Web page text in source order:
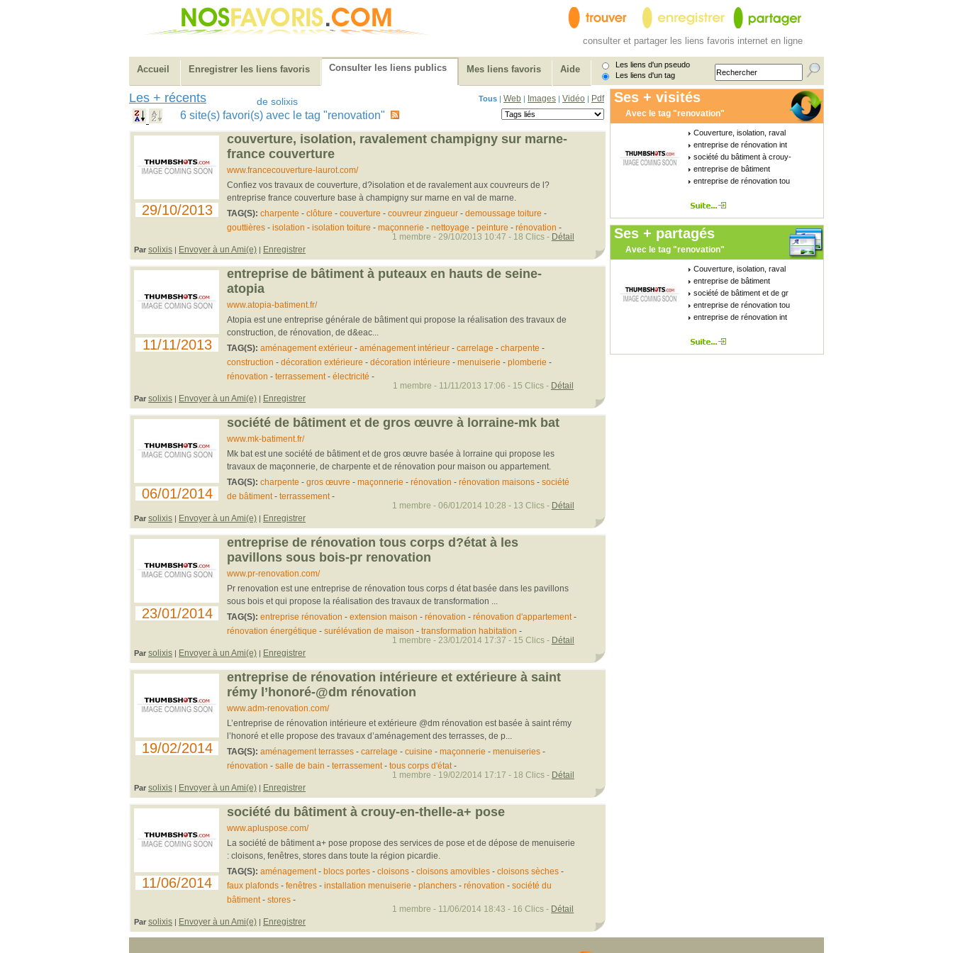
consulter et partager les liens favoris internet en ligne
Accueil Enregistrer les liens favoris Consulter les liens publics Mes liens favoris Aide
Les liens d'un pseudo
Les liens d'un tag
Les + récents de solixis Tous | Web | Images | Vidéo | Pdf
6 site(s) favori(s) avec le tag "renovation"
29/10/2013
couverture, isolation, ravalement champigny sur marne-
france couverture
www.francecouverture-laurot.com/
Confiez vos travaux de couverture, d?isolation et de ravalement aux couvreurs de l?
entreprise france couverture base à champigny sur marne en val de marne.
TAG(S): charpente - clôture - couverture - couvreur zingueur- demoussage toiture -
gouttières- isolation - isolation toiture - maçonnerie - nettoyage - peinture - rénovation -
Par solixis | Envoyer à un Ami(e) | Enregistrer
1 membre - 29/10/2013 10:47 - 18 Clics - Détail
11/11/2013
entreprise de bâtiment à puteaux en hauts de seine-
atopia
www.atopia-batiment.fr/
Atopia est une entreprise générale de bâtiment qui propose la réalisation des travaux de
construction, de rénovation, de d&eac...
TAG(S): aménagement extérieur- aménagement intérieur- carrelage - charpente -
construction - décoration extérieure - décoration intérieure - menuiserie - plomberie -
rénovation - terrassement- électricité -
Par solixis | Envoyer à un Ami(e) | Enregistrer
1 membre - 11/11/2013 17:06 - 15 Clics - Détail
06/01/2014
société de bâtiment et de gros œuvre à lorraine-mk bat
www.mk-batiment.fr/
Mk bat est une société de bâtiment et de gros œuvre basée à lorraine qui propose les
travaux de maçonnerie, de charpente et de rénovation pour maison ou appartement.
TAG(S): charpente - gros œuvre - maçonnerie - rénovation - rénovation maisons- société
de bâtiment- terrassement-
Par solixis | Envoyer à un Ami(e) | Enregistrer
1 membre - 06/01/2014 10:28 - 13 Clics - Détail
23/01/2014
entreprise de rénovation tous corps d?état à les
pavillons sous bois-pr renovation
www.pr-renovation.com/
Pr renovation est une entreprise de rénovation tous corps d état basée dans les pavillons
sous bois et qui propose la réalisation des travaux de transformation ...
TAG(S): entreprise rénovation - extension maison - rénovation - rénovation d'appartement-
rénovation énergétique - surélévation de maison - transformation habitation -
Par solixis | Envoyer à un Ami(e) | Enregistrer
1 membre - 23/01/2014 17:37 - 15 Clics - Détail
19/02/2014
entreprise de rénovation intérieure et extérieure à saint
rémy l’honoré-@dm rénovation
www.adm-renovation.com/
L’entreprise de rénovation intérieure et extérieure @dm rénovation est basée à saint rémy
l’honoré et elle propose des travaux d’aménagement des terrasses, de p...
TAG(S): aménagement terrasses- carrelage - cuisine - maçonnerie - menuiseries-
rénovation - salle de bain - terrassement- tous corps d'état-
Par solixis | Envoyer à un Ami(e) | Enregistrer
1 membre - 19/02/2014 17:17 - 18 Clics - Détail
11/06/2014
société du bâtiment à crouy-en-thelle-a+ pose
www.apluspose.com/
La société de bâtiment a+ pose propose des services de pose et de dépose de menuiserie
: cloisons, fenêtres, stores dans toute la région picardie.
TAG(S): aménagement- blocs portes- cloisons- cloisons amovibles- cloisons sèches-
faux plafonds- fenêtres- installation menuiserie - planchers- rénovation - société du
bâtiment- stores-
Par solixis | Envoyer à un Ami(e) | Enregistrer
1 membre - 11/06/2014 18:43 - 16 Clics - Détail
Ses + visités
Avec le tag "renovation"
Couverture, isolation, raval
entreprise de rénovation int
société du bâtiment à crouy-
entreprise de bâtiment
entreprise de rénovation tou
Ses + partagés
Avec le tag "renovation"
Couverture, isolation, raval
entreprise de bâtiment
société de bâtiment et de gr
entreprise de rénovation tou
entreprise de rénovation int